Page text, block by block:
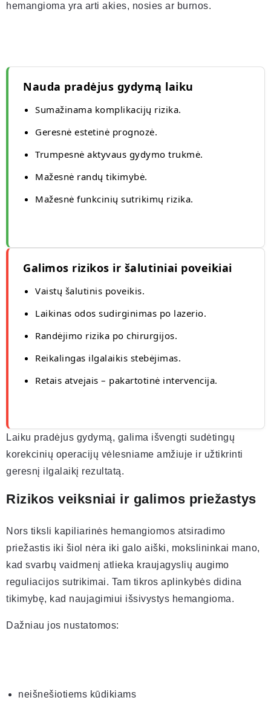
hemangioma yra arti akies, nosies ar burnos.
Nauda pradėjus gydymą laiku
Sumažinama komplikacijų rizika.
Geresnė estetinė prognozė.
Trumpesnė aktyvaus gydymo trukmė.
Mažesnė randų tikimybė.
Mažesnė funkcinių sutrikimų rizika.
Galimos rizikos ir šalutiniai poveikiai
Vaistų šalutinis poveikis.
Laikinas odos sudirginimas po lazerio.
Randėjimo rizika po chirurgijos.
Reikalingas ilgalaikis stebėjimas.
Retais atvejais – pakartotinė intervencija.
Laiku pradėjus gydymą, galima išvengti sudėtingų
korekcinių operacijų vėlesniame amžiuje ir užtikrinti
geresnį ilgalaikį rezultatą.
Rizikos veiksniai ir galimos priežastys
Nors tiksli kapiliarinės hemangiomos atsiradimo
priežastis iki šiol nėra iki galo aiški, mokslininkai mano,
kad svarbų vaidmenį atlieka kraujagyslių augimo
reguliacijos sutrikimai. Tam tikros aplinkybės didina
tikimybę, kad naujagimiui išsivystys hemangioma.
Dažniau jos nustatomos:
neišnešiotiems kūdikiams